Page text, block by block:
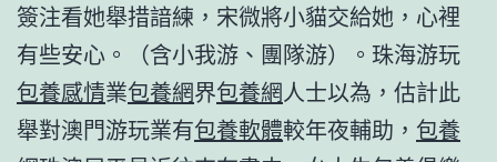
簽注看她舉措諳練，宋微將小貓交給她，心裡
有些安心。（含小我游、團隊游）。珠海游玩
包養感情業包養網界包養網人士以為，估計此
舉對澳門游玩業有包養軟體較年夜輔助， 包養